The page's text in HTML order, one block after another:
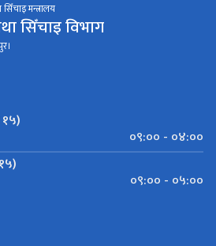
मन्त्रालय
सिँचाइ विभाग
१५)
०९:०० - ०४:००
०९:०० - ०५:००